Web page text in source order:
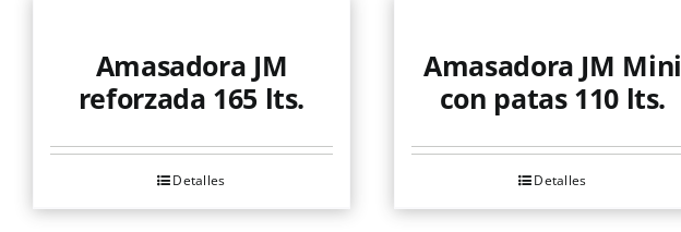
Amasadora JM
reforzada 165 lts.
Detalles
Amasadora JM Mini
con patas 110 lts.
Detalles